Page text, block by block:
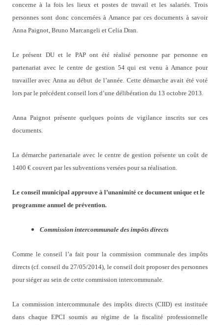
concerne à la fois les lieux et postes de travail et les salariés. Trois
personnes sont donc concernées à Amance par ces documents à savoir
Anna Paignot, Bruno Marcangeli et Celia Dran.
Le présent DU et le PAP ont été réalisé personne par personne en
partenariat avec le centre de gestion 54 qui est venu à Amance pour
travailler avec Anna au début de l’année. Cette démarche avait été voté
lors par le précédent conseil lors d’une délibération du 13 octobre 2013.
Anna Paignot présente quelques points de vigilance inscrits sur ces
documents.
La démarche partenariale avec le centre de gestion présente un coût de
1400 € couvert par les subventions versées pour sa réalisation.
Le conseil municipal approuve à l’unanimité ce document unique et le
programme annuel de prévention.
Commission intercommunale des impôts directs
Comme le conseil l’a fait pour la commission communale des impôts
directs (cf. conseil du 27/05/2014), le conseil doit proposer des personnes
pour siéger au sein de cette commission intercommunale.
La commission intercommunale des impôts directs (CIID) est instituée
dans chaque EPCI soumis au régime de la fiscalité professionnelle